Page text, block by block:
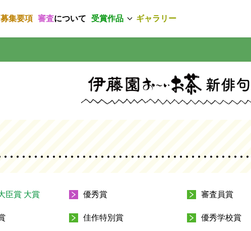
募集要項 審査について 受賞作品 ギャラリー
臣賞 大賞 優秀賞 審査員賞
佳作特別賞 優秀学校賞